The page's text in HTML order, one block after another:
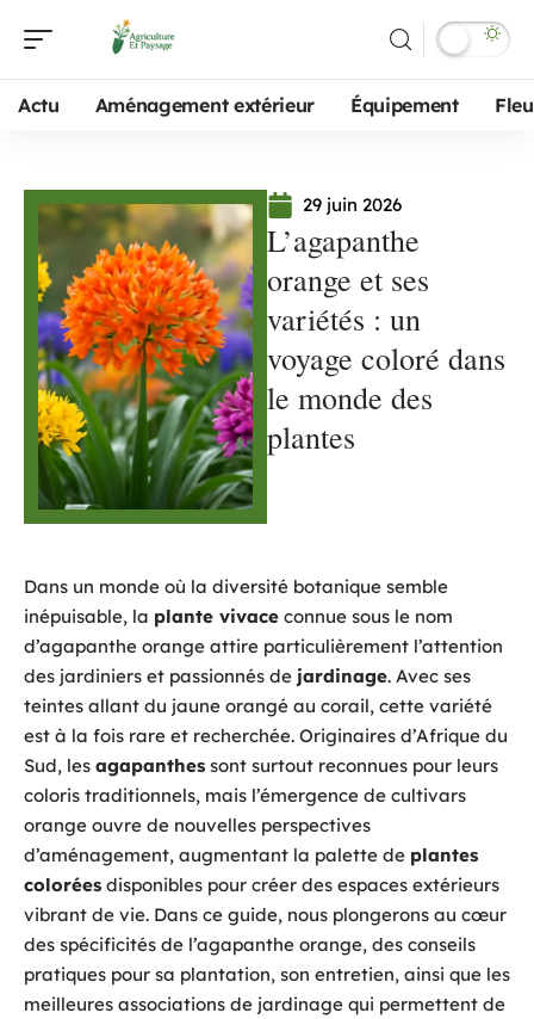
Actu Aménagement extérieur Équipement
29 juin 2026
L’agapanthe
orange et ses
variétés : un
voyage coloré dans
le monde des
plantes
Dans un monde où la diversité botanique semble
inépuisable, la plante vivace connue sous le nom
d’agapanthe orange attire particulièrement l’attention
des jardiniers et passionnés de jardinage. Avec ses
teintes allant du jaune orangé au corail, cette variété
est à la fois rare et recherchée. Originaires d’Afrique du
Sud, les agapanthes sont surtout reconnues pour leurs
coloris traditionnels, mais l’émergence de cultivars
orange ouvre de nouvelles perspectives
d’aménagement, augmentant la palette de plantes
colorées disponibles pour créer des espaces extérieurs
vibrant de vie. Dans ce guide, nous plongerons au cœur
des spécificités de l’agapanthe orange, des conseils
pratiques pour sa plantation, son entretien, ainsi que les
meilleures associations de jardinage qui permettent de